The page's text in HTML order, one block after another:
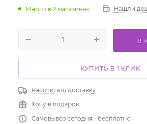
Много в 2 магазинах Нашли
В
КУПИТЬ В 1 КЛИК
Рассчитать доставку
Хочу в подарок
Самовывоз сегодня - бесплатно